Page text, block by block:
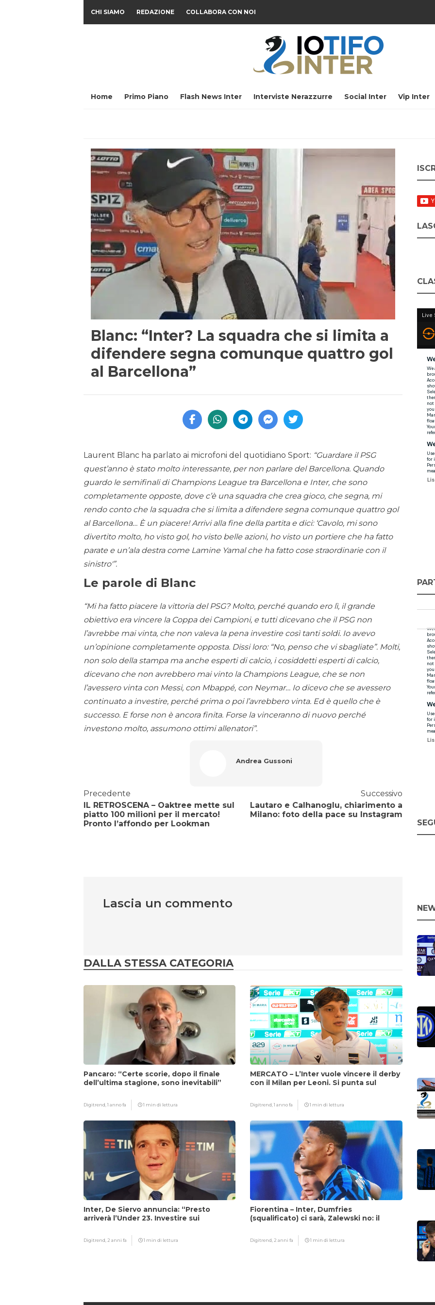
CHI SIAMO REDAZIONE COLLABORA CON NOI
Home Primo Piano Flash News Inter Interviste Nerazzurre Social Inter Vip Inter
Blanc: “Inter? La squadra che si limita a
difendere segna comunque quattro gol
al Barcellona”
Laurent Blanc ha parlato ai microfoni del quotidiano Sport: “Guardare il PSG
quest’anno è stato molto interessante, per non parlare del Barcellona. Quando
guardo le semifinali di Champions League tra Barcellona e Inter, che sono
completamente opposte, dove c’è una squadra che crea gioco, che segna, mi
rendo conto che la squadra che si limita a difendere segna comunque quattro gol
al Barcellona… È un piacere! Arrivi alla fine della partita e dici: ‘Cavolo, mi sono
divertito molto, ho visto gol, ho visto belle azioni, ho visto un portiere che ha fatto
parate e un’ala destra come Lamine Yamal che ha fatto cose straordinarie con il
sinistro'”.
Le parole di Blanc
“Mi ha fatto piacere la vittoria del PSG? Molto, perché quando ero lì, il grande
obiettivo era vincere la Coppa dei Campioni, e tutti dicevano che il PSG non
l’avrebbe mai vinta, che non valeva la pena investire così tanti soldi. Io avevo
un’opinione completamente opposta. Dissi loro: “No, penso che vi sbagliate”. Molti,
non solo della stampa ma anche esperti di calcio, i cosiddetti esperti di calcio,
dicevano che non avrebbero mai vinto la Champions League, che se non
l’avessero vinta con Messi, con Mbappé, con Neymar… Io dicevo che se avessero
continuato a investire, perché prima o poi l’avrebbero vinta. Ed è quello che è
successo. E forse non è ancora finita. Forse la vinceranno di nuovo perché
investono molto, assumono ottimi allenatori”.
Andrea Gussoni
Precedente
IL RETROSCENA – Oaktree mette sul
piatto 100 milioni per il mercato!
Pronto l’affondo per Lookman
Successivo
Lautaro e Calhanoglu, chiarimento a
Milano: foto della pace su Instagram
Lascia un commento
DALLA STESSA CATEGORIA
Pancaro: “Certe scorie, dopo il finale
dell’ultima stagione, sono inevitabili”
Digitrend,1 anno fa 1 min di lettura
MERCATO – L’Inter vuole vincere il derby
con il Milan per Leoni. Si punta sul
Digitrend,1 anno fa 1 min di lettura
Inter, De Siervo annuncia: “Presto
arriverà l’Under 23. Investire sui
Digitrend,2 anni fa 1 min di lettura
Fiorentina – Inter, Dumfries
(squalificato) ci sarà, Zalewski no: il
Digitrend,2 anni fa 1 min di lettura